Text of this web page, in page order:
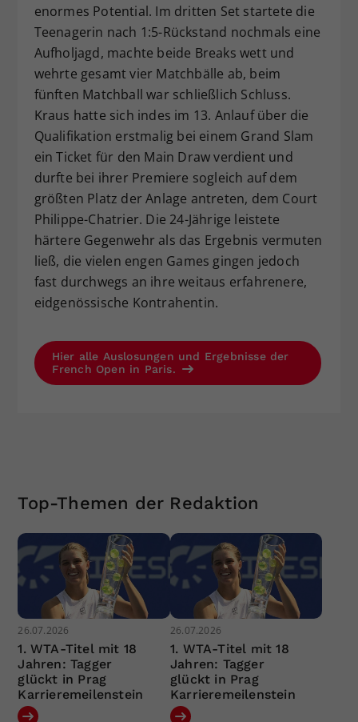
enormes Potential. Im dritten Set startete die
Teenagerin nach 1:5-Rückstand nochmals eine
Aufholjagd, machte beide Breaks wett und
wehrte gesamt vier Matchbälle ab, beim
fünften Matchball war schließlich Schluss.
Kraus hatte sich indes im 13. Anlauf über die
Qualifikation erstmalig bei einem Grand Slam
ein Ticket für den Main Draw verdient und
durfte bei ihrer Premiere sogleich auf dem
größten Platz der Anlage antreten, dem Court
Philippe-Chatrier. Die 24-Jährige leistete
härtere Gegenwehr als das Ergebnis vermuten
ließ, die vielen engen Games gingen jedoch
fast durchwegs an ihre weitaus erfahrenere,
eidgenössische Kontrahentin.
Hier alle Auslosungen und Ergebnisse der
French Open in Paris.
Top-Themen der Redaktion
26.07.2026
1. WTA-Titel mit 18
Jahren: Tagger
glückt in Prag
Karrieremeilenstein
26.07.2026
1. WTA-Titel mit 18
Jahren: Tagger
glückt in Prag
Karrieremeilenstein